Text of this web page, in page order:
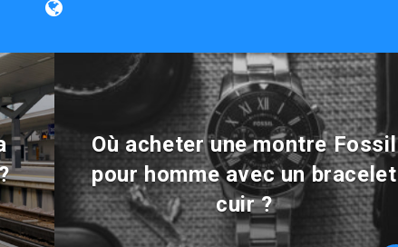
Où acheter une montre Fossil
pour homme avec un bracelet
cuir ?